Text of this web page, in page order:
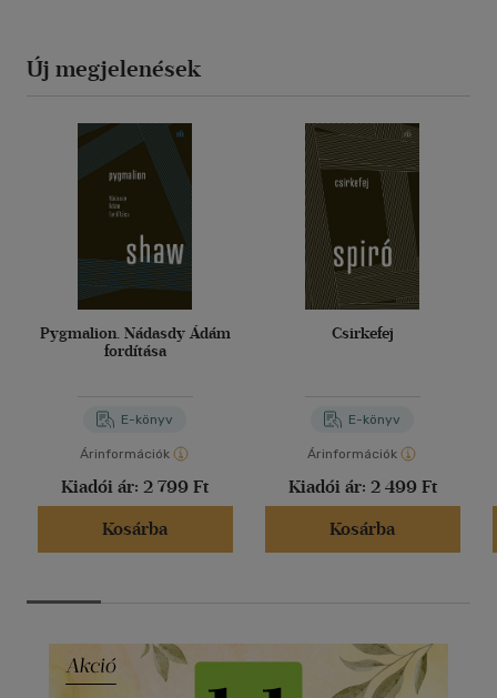
Új megjelenések
Pygmalion. Nádasdy Ádám
fordítása
E-könyv
Árinformációk
Kiadói ár: 2 799 Ft
Kosárba
Csirkefej
E-könyv
Árinformációk
Kiadói ár: 2 499 Ft
Kosárba